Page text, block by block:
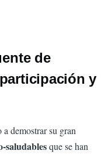
de
y
demostrar su gran
saludablesque se han